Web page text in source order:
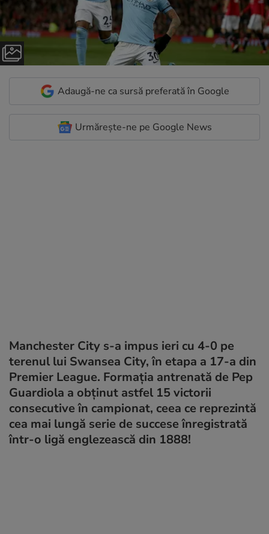
Adaugă-ne ca sursă preferată în Google
Urmărește-ne pe Google News
Manchester City s-a impus ieri cu 4-0 pe
terenul lui Swansea City, în etapa a 17-a din
Premier League. Formația antrenată de Pep
Guardiola a obținut astfel 15 victorii
consecutive în campionat, ceea ce reprezintă
cea mai lungă serie de succese înregistrată
într-o ligă englezească din 1888!